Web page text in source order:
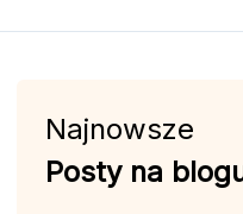
Najnowsze
Posty na